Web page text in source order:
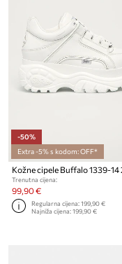
-50%
Extra -5% s kodom: OFF*
Kožne cipele Buffalo 1339-14
Trenutna cijena:
99,90 €
Regularna cijena:199,90 €
Najniža cijena:199,90 €